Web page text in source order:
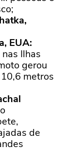
EUA:
Ilhas
gerou
metros
de